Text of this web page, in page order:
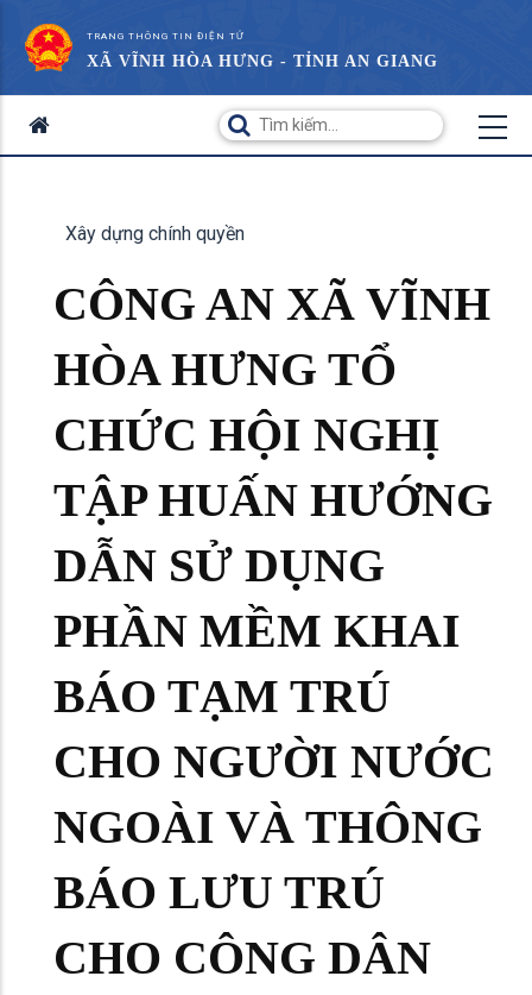
TRANG THÔNG TIN ĐIỆN TỬ
XÃ VĨNH HÒA HƯNG - TỈNH AN GIANG
Xây dựng chính quyền
CÔNG AN XÃ VĨNH
HÒA HƯNG TỔ
CHỨC HỘI NGHỊ
TẬP HUẤN HƯỚNG
DẪN SỬ DỤNG
PHẦN MỀM KHAI
BÁO TẠM TRÚ
CHO NGƯỜI NƯỚC
NGOÀI VÀ THÔNG
BÁO LƯU TRÚ
CHO CÔNG DÂN